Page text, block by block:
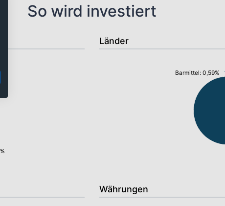
So wird investiert
Länder
Barmittel: 0,59%
Währungen